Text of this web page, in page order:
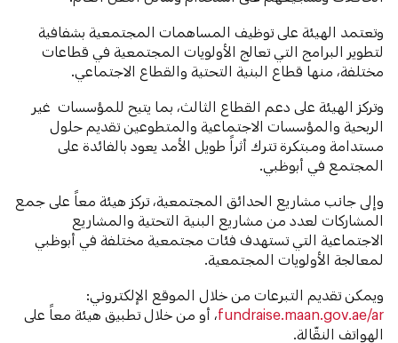
وتعتمد الهيئة على توظيف المساهمات المجتمعية بشفافية
لتطوير البرامج التي تعالج الأولويات المجتمعية في قطاعات
مختلفة، منها قطاع البنية التحتية والقطاع الاجتماعي.
وتركز الهيئة على دعم القطاع الثالث، بما يتيح للمؤسسات غير
الربحية والمؤسسات الاجتماعية والمتطوعين تقديم حلول
مستدامة ومبتكرة تترك أثراً طويل الأمد يعود بالفائدة على
المجتمع في أبوظبي.
وإلى جانب مشاريع الحدائق المجتمعية، تركز هيئة معاً على جمع
المشاركات لعدد من مشاريع البنية التحتية والمشاريع
الاجتماعية التي تستهدف فئات مجتمعية مختلفة في أبوظبي
لمعالجة الأولويات المجتمعية.
ويمكن تقديم التبرعات من خلال الموقع الإلكتروني:
fundraise.maan.gov.ae/ar، أو من خلال تطبيق هيئة معاً على
الهواتف النقّالة.